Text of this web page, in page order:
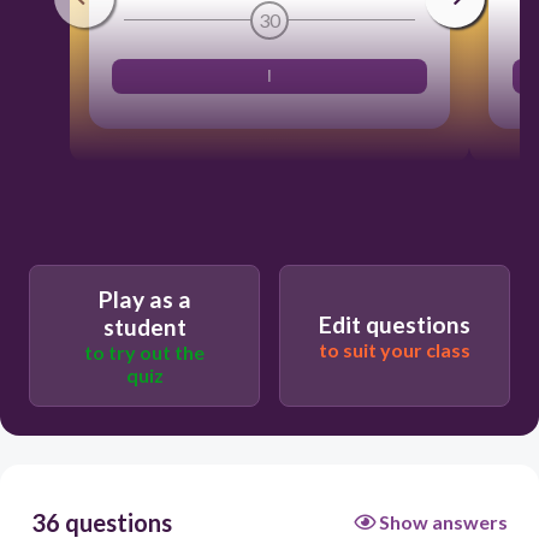
30
I
Play as a
student
to try out the
quiz
Edit questions
to suit your class
36 questions Show answers